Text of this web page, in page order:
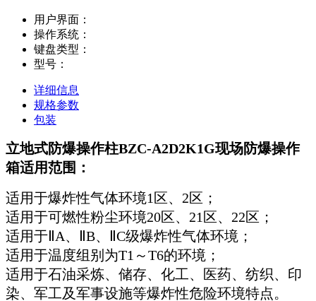
用户界面：
操作系统：
键盘类型：
型号：
详细信息
规格参数
包装
立地式防爆操作柱BZC-A2D2K1G现场防爆操作
箱适用范围：
适用于爆炸性气体环境1区、2区；
适用于可燃性粉尘环境20区、21区、22区；
适用于ⅡA、ⅡB、ⅡC级爆炸性气体环境；
适用于温度组别为T1～T6的环境；
适用于石油采炼、储存、化工、医药、纺织、印
染、军工及军事设施等爆炸性危险环境特点。